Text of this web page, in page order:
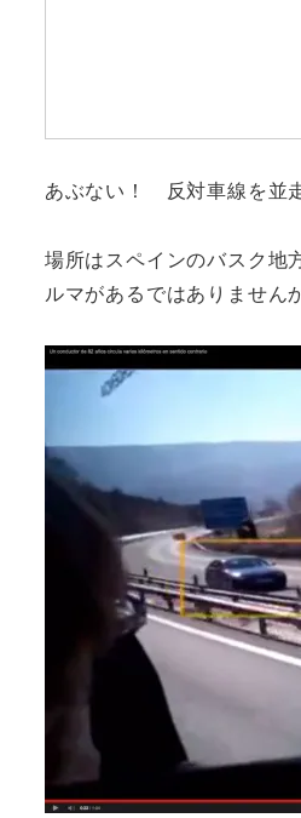
あぶない！ 反対車線を並
場所はスペインのバスク地
ルマがあるではありません